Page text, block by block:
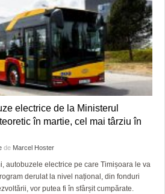
electrice de la Ministerul
în martie, cel mai târziu în
de Marcel Hoster
autobuzele electrice pe care Timișoara le va
derulat la nivel național, din fonduri
vor putea fi în sfârșit cumpărate.